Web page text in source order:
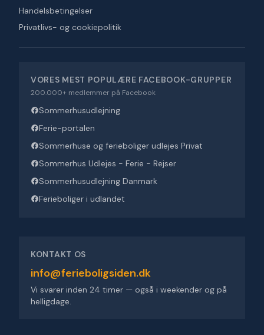
Handelsbetingelser
Privatlivs- og cookiepolitik
VORES MEST POPULÆRE FACEBOOK-GRUPPER
200.000+ medlemmer på Facebook
Sommerhusudlejning
Ferie-portalen
Sommerhuse og ferieboliger udlejes Privat
Sommerhus Udlejes - Ferie - Rejser
Sommerhusudlejning Danmark
Ferieboliger i udlandet
KONTAKT OS
info@ferieboligsiden.dk
Vi svarer inden 24 timer — også i weekender og på
helligdage.